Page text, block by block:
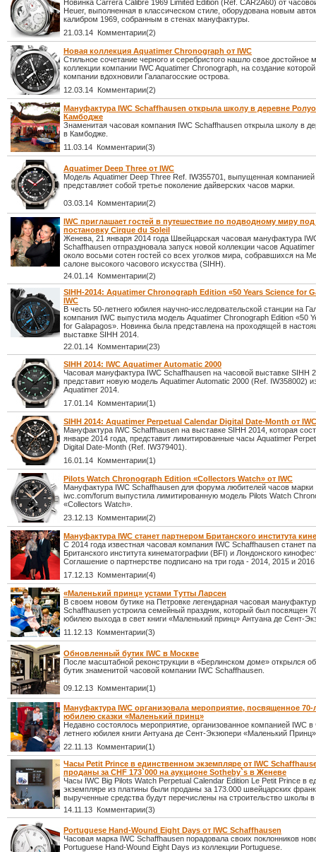
Новинка Carrera Calibre 1969 Limited Edition (Ref. CAR2A60) от
Heuer, выполненная в классическом стиле, оборудована новым
калибром 1969, собранным в стенах мануфактуры.
21.03.14 Комментарии(2)
Новая коллекция Aquatimer Chronograph от IWC
Стильное сочетание черного и серебристого нашло свое достойное
коллекции компании IWC Aquatimer Chronograph, на создание
компании вдохновили Галапагосские острова.
12.03.14 Комментарии(2)
Мануфактура IWC Schaffhausen открыла школу в деревне
Камбодже
Знаменитая часовая компания IWC Schaffhausen открыла школу в
в Камбодже.
11.03.14 Комментарии(3)
Aquatimer Deep Three от IWC
Модель Aquatimer Deep Three Ref. IW355701, выпущенная компанией
представляет собой третье поколение дайверских часов марки.
03.03.14 Комментарии(2)
IWC приглашает гостей в путешествие по подводному миру
постановку Cirque du Soleil
Женева, 21 января 2014 года Швейцарская часовая мануфактура
Schaffhausen отпраздновала запуск новой коллекции часов
около восьми сотен гостей со всех уголков мира, собравшихся на
салоне высокого часового искусства (SIHH).
24.01.14 Комментарии(2)
SIHH-2014: Aquatimer Chronograph Edition «50 Years Science for
IWC
В честь 50-летнего юбилея научно-исследовательской станции на
компания IWC выпустила модель Aquatimer Chronograph Edition «50
for Galapagos». Новинка была представлена на проходящей в
выставке SIHH 2014.
22.01.14 Комментарии(23)
SIHH 2014: IWC Aquatimer Automatic 2000
Часовая мануфактура IWC Schaffhausen на часовой выставке SIHH
представит новую модель Aquatimer Automatic 2000 (Ref. IW358002)
Aquatimer 2014.
17.01.14 Комментарии(1)
SIHH 2014: Aquatimer Perpetual Calendar Digital Date-Month от IWC
Мануфактура IWC Schaffhausen на выставке SIHH 2014, которая
январе 2014 года, представит лимитированные часы Aquatimer
Digital Date-Month (Ref. IW379401).
16.01.14 Комментарии(1)
Pilots Watch Chronograph Edition «Collectors Watch» от IWC
Мануфактура IWC Schaffhausen для форума любителей часов марки
iwc.com/forum выпустила лимитированную модель Pilots Watch
«Collectors Watch».
23.12.13 Комментарии(2)
Мануфактура IWC станет партнером Британского института
С 2014 года известная часовая компания IWC Schaffhausen станет
Британского института кинематографии (BFI) и Лондонского
Соглашение о партнерстве подписано на три года - 2014, 2015 и
17.12.13 Комментарии(4)
«Маленький принц» устами Тутты Ларсен
В своем новом бутике на Петровке легендарная часовая
Schaffhausen устроила семейный праздник, который был посвящен
юбилею выхода в свет книги «Маленький принц» Антуана де Сент-
11.12.13 Комментарии(3)
Обновленный бутик IWC в Москве
После масштабной реконструкции в «Берлинском доме» открылся
бутик знаменитой часовой компании IWC Schaffhausen.
09.12.13 Комментарии(1)
Мануфактура IWC организовала мероприятие, посвященное 70-
юбилею сказки «Маленький принц»
Недавно состоялось мероприятие, организованное компанией IWC в
летнего юбилея книги Антуана де Сент-Экзюпери «Маленький
22.11.13 Комментарии(1)
Часы Petit Prince в единственном экземпляре от IWC
проданы за CHF 173`000 на аукционе Sotheby`s в Женеве
Часы IWC Big Pilots Watch Perpetual Calendar Edition Le Petit Prince в
экземпляре из платины были проданы за 173.000 швейцарских
вырученные средства будут перечислены на строительство школы
14.11.13 Комментарии(3)
Portuguese Hand-Wound Eight Days от IWC Schaffhausen
Часовая марка IWC Schaffhausen порадовала своих поклонников
Portuguese Hand-Wound Eight Days из коллекции Portuguese.